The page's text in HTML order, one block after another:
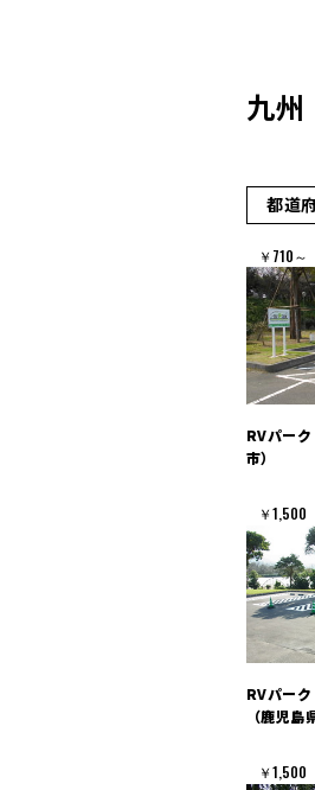
九州
都道
￥710～
RVパー
市）
￥1,500
RVパー
（鹿児島
￥1,500